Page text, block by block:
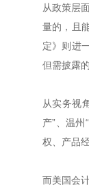
从政策层
量的，且
定》则进
但需披露
从实务视
产”、温
权、产品
而美国会